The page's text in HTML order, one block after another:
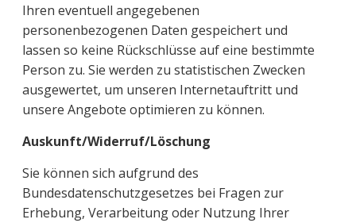
Ihren eventuell angegebenen
personenbezogenen Daten gespeichert und
lassen so keine Rückschlüsse auf eine bestimmte
Person zu. Sie werden zu statistischen Zwecken
ausgewertet, um unseren Internetauftritt und
unsere Angebote optimieren zu können.
Auskunft/Widerruf/Löschung
Sie können sich aufgrund des
Bundesdatenschutzgesetzes bei Fragen zur
Erhebung, Verarbeitung oder Nutzung Ihrer